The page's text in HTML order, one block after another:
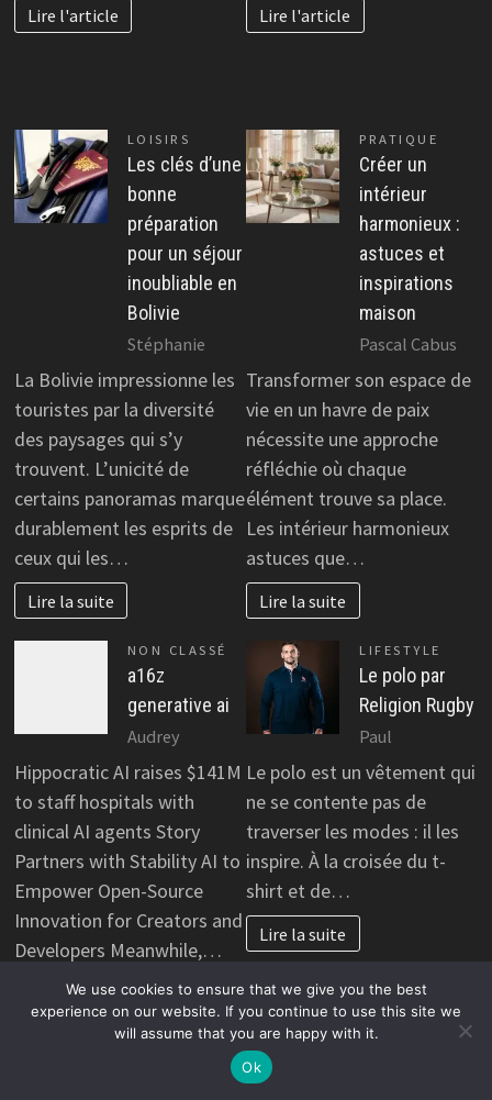
Lire l'article Lire l'article
LOISIRS
Les clés d’une
bonne
préparation
pour un séjour
inoubliable en
Bolivie
Stéphanie
La Bolivie impressionne les
touristes par la diversité
des paysages qui s’y
trouvent. L’unicité de
certains panoramas marque
durablement les esprits de
ceux qui les…
Lire la suite
PRATIQUE
Créer un
intérieur
harmonieux :
astuces et
inspirations
maison
Pascal Cabus
Transformer son espace de
vie en un havre de paix
nécessite une approche
réfléchie où chaque
élément trouve sa place.
Les intérieur harmonieux
astuces que…
Lire la suite
NON CLASSÉ
a16z
generative ai
Audrey
Hippocratic AI raises $141M
to staff hospitals with
clinical AI agents Story
Partners with Stability AI to
Empower Open-Source
Innovation for Creators and
Developers Meanwhile,…
Lire la suite
LIFESTYLE
Le polo par
Religion Rugby
Paul
Le polo est un vêtement qui
ne se contente pas de
traverser les modes : il les
inspire. À la croisée du t-
shirt et de…
Lire la suite
We use cookies to ensure that we give you the best
experience on our website. If you continue to use this site we
will assume that you are happy with it.
Ok